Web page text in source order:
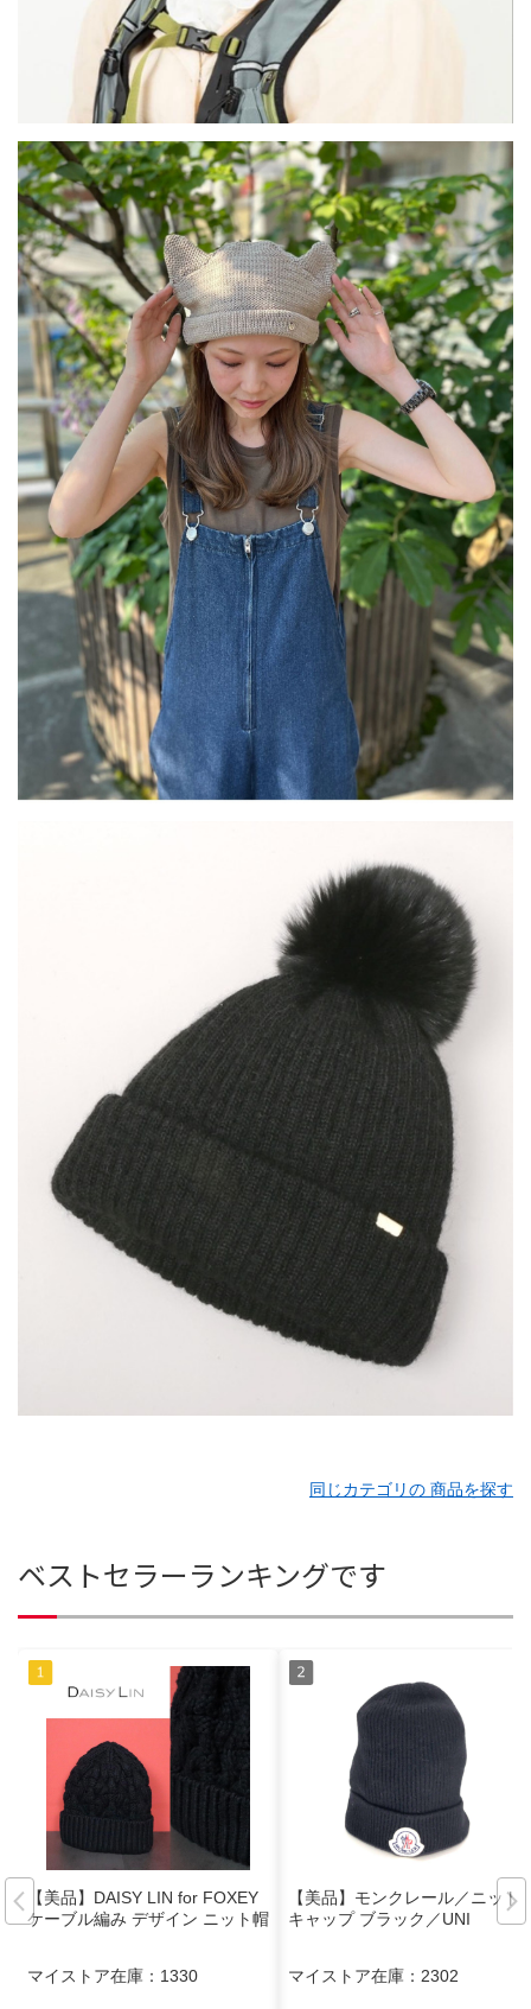
同じカテゴリの 商品を探す
ベストセラーランキングです
【美品】DAISY LIN for FOXEY
ケーブル編み デザイン ニット帽
マイストア在庫： 1330
【美品】モンクレール／ニット
キャップ ブラック／UNI
マイストア在庫： 2302